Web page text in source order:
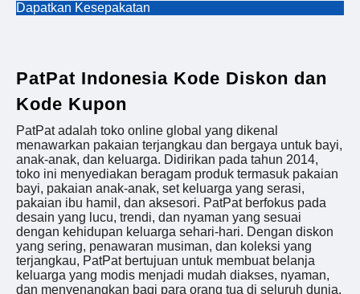
Dapatkan Kesepakatan
PatPat Indonesia Kode Diskon dan
Kode Kupon
PatPat adalah toko online global yang dikenal
menawarkan pakaian terjangkau dan bergaya untuk bayi,
anak-anak, dan keluarga. Didirikan pada tahun 2014,
toko ini menyediakan beragam produk termasuk pakaian
bayi, pakaian anak-anak, set keluarga yang serasi,
pakaian ibu hamil, dan aksesori. PatPat berfokus pada
desain yang lucu, trendi, dan nyaman yang sesuai
dengan kehidupan keluarga sehari-hari. Dengan diskon
yang sering, penawaran musiman, dan koleksi yang
terjangkau, PatPat bertujuan untuk membuat belanja
keluarga yang modis menjadi mudah diakses, nyaman,
dan menyenangkan bagi para orang tua di seluruh dunia.